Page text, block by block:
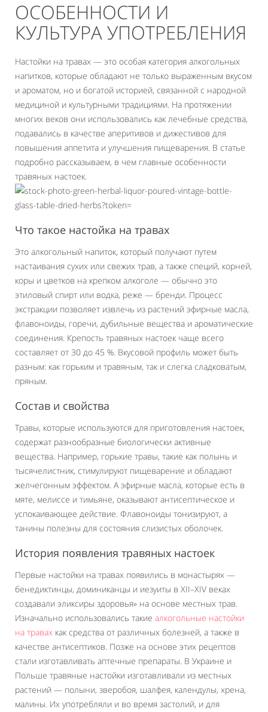
ОСОБЕННОСТИ И
КУЛЬТУРА УПОТРЕБЛЕНИЯ
Настойки на травах — это особая категория алкогольных
напитков, которые обладают не только выраженным вкусом
и ароматом, но и богатой историей, связанной с народной
медициной и культурными традициями. На протяжении
многих веков они использовались как лечебные средства,
подавались в качестве аперитивов и дижестивов для
повышения аппетита и улучшения пищеварения. В статье
подробно рассказываем, в чем главные особенности
травяных настоек.
Что такое настойка на травах
Это алкогольный напиток, который получают путем
настаивания сухих или свежих трав, а также специй, корней,
коры и цветков на крепком алкоголе — обычно это
этиловый спирт или водка, реже — бренди. Процесс
экстракции позволяет извлечь из растений эфирные масла,
флавоноиды, горечи, дубильные вещества и ароматические
соединения. Крепость травяных настоек чаще всего
составляет от 30 до 45 %. Вкусовой профиль может быть
разным: как горьким и травяным, так и слегка сладковатым,
пряным.
Состав и свойства
Травы, которые используются для приготовления настоек,
содержат разнообразные биологически активные
вещества. Например, горькие травы, такие как полынь и
тысячелистник, стимулируют пищеварение и обладают
желчегонным эффектом. А эфирные масла, которые есть в
мяте, мелиссе и тимьяне, оказывают антисептическое и
успокаивающее действие. Флавоноиды тонизируют, а
танины полезны для состояния слизистых оболочек.
История появления травяных настоек
Первые настойки на травах появились в монастырях —
бенедиктинцы, доминиканцы и иезуиты в XII–XIV веках
создавали эликсиры здоровья» на основе местных трав.
Изначально использовались такие алкогольные настойки
на травах как средства от различных болезней, а также в
качестве антисептиков. Позже на основе этих рецептов
стали изготавливать аптечные препараты. В Украине и
Польше травяные настойки изготавливали из местных
растений — полыни, зверобоя, шалфея, календулы, хрена,
малины. Их употребляли и во время застолий, и для